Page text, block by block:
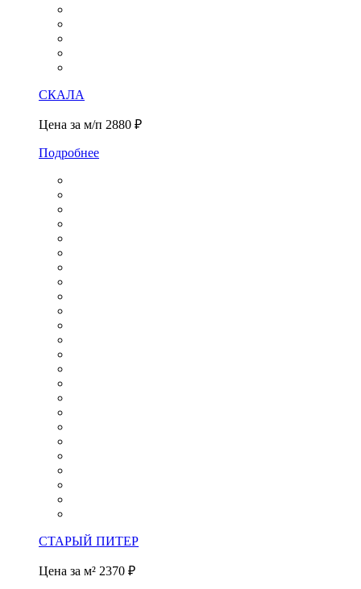
СКАЛА
Цена за м/п 2880 ₽
Подробнее
СТАРЫЙ ПИТЕР
Цена за м² 2370 ₽